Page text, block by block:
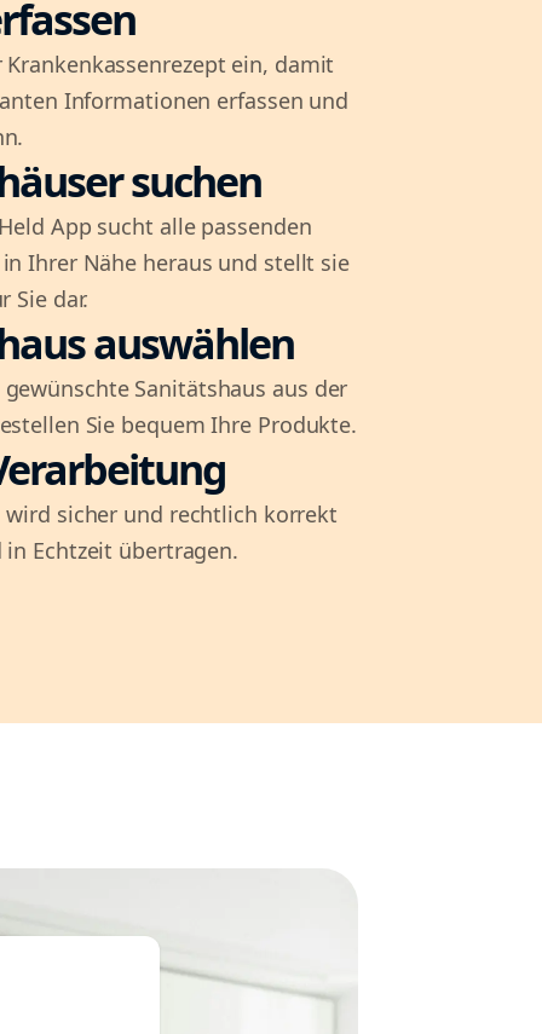
Krankenkassenrezept ein, damit
Informationen erfassen und
suchen
App sucht alle passenden
Ihrer Nähe heraus und stellt sie
Sie dar.
auswählen
gewünschte Sanitätshaus aus der
Sie bequem Ihre Produkte.
sicher und rechtlich korrekt
Echtzeit übertragen.